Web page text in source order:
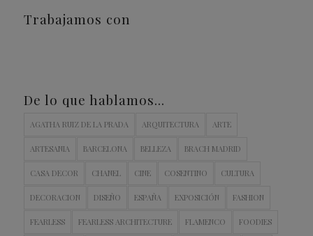
Trabajamos con
De lo que hablamos…
AGATHA RUIZ DE LA PRADA ARQUITECTURA ARTE
ARTESANIA BARCELONA BELLEZA BRACH MADRID
CASA DECOR CHANEL CINE COSENTINO CULTURA
DECORACION DISEÑO ESPAÑA EXPOSICIÓN FASHION
FEARLESS FEARLESS ARCHITECTURE FLAMENCO FOODIES